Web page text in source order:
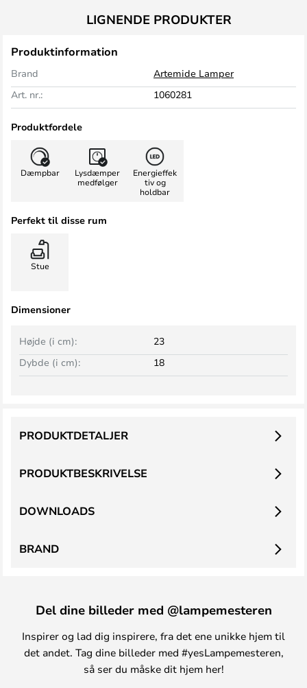
LIGNENDE PRODUKTER
Produktinformation
Brand
Artemide Lamper
Art. nr.:
1060281
Produktfordele
Dæmpbar
Lysdæmper
medfølger
Energieffek
tiv og
holdbar
Perfekt til disse rum
Stue
Dimensioner
Højde (i cm):
23
Dybde (i cm):
18
PRODUKTBESKRIVELSE
PRODUKTDETALJER
DOWNLOADS
BRAND
Del dine billeder med @lampemesteren
Inspirer og lad dig inspirere, fra det ene unikke hjem til
det andet. Tag dine billeder med #yesLampemesteren,
så ser du måske dit hjem her!